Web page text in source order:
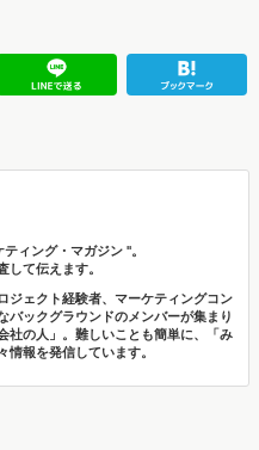
ィング・マガジン "。
て伝えます。
ジェクト経験者、マーケティングコン
バックグラウンドのメンバーが集まり
社の人」。難しいことも簡単に、「み
報を発信しています。